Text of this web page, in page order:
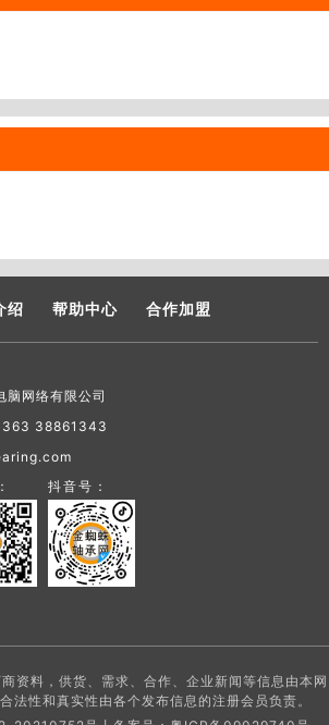
绍 帮助中心 合作加盟
脑网络有限公司
38861343
抖音号：
资料，供货、需求、合作、企业新闻等信息由本网
法性和真实性由各个发布信息的注册会员负责。